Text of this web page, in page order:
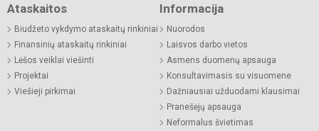
Ataskaitos
Biudžeto vykdymo ataskaitų rinkiniai
Finansinių ataskaitų rinkiniai
Lėšos veiklai viešinti
Projektai
Viešieji pirkimai
Informacija
Nuorodos
Laisvos darbo vietos
Asmens duomenų apsauga
Konsultavimasis su visuomene
Dažniausiai užduodami klausimai
Pranešėjų apsauga
Neformalus švietimas